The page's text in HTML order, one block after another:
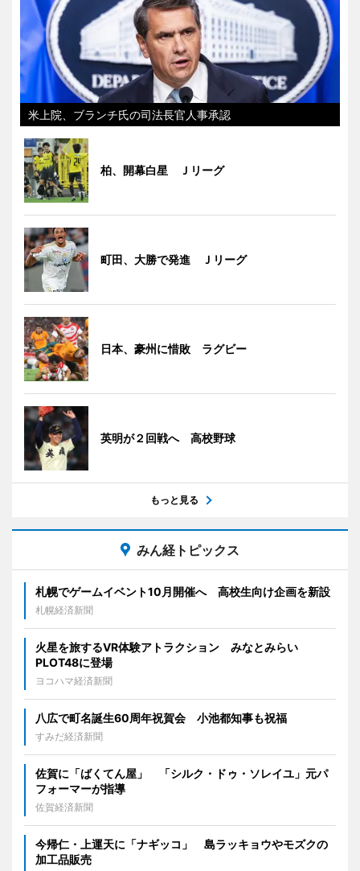
米上院、ブランチ氏の司法長官人事承認
柏、開幕白星 Ｊリーグ
町田、大勝で発進 Ｊリーグ
日本、豪州に惜敗 ラグビー
英明が２回戦へ 高校野球
もっと見る
みん経トピックス
札幌でゲームイベント10月開催へ 高校生向け企画を新設
札幌経済新聞
火星を旅するVR体験アトラクション みなとみらい
PLOT48に登場
ヨコハマ経済新聞
八広で町名誕生60周年祝賀会 小池都知事も祝福
すみだ経済新聞
佐賀に「ばくてん屋」 「シルク・ドゥ・ソレイユ」元パ
フォーマーが指導
佐賀経済新聞
今帰仁・上運天に「ナギッコ」 島ラッキョウやモズクの
加工品販売